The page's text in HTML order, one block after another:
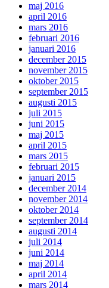
maj 2016
april 2016
mars 2016
februari 2016
januari 2016
december 2015
november 2015
oktober 2015
september 2015
augusti 2015
juli 2015
juni 2015
maj 2015
april 2015
mars 2015
februari 2015
januari 2015
december 2014
november 2014
oktober 2014
september 2014
augusti 2014
juli 2014
juni 2014
maj 2014
april 2014
mars 2014